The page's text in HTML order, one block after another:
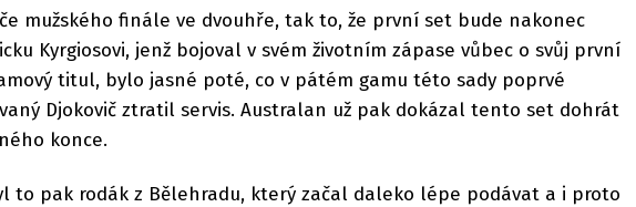
mužského finále ve dvouhře, tak to, že první set bude nakonec
Kyrgiosovi, jenž bojoval v svém životním zápase vůbec o svůj první
titul, bylo jasné poté, co v pátém gamu této sady poprvé
Djokovič ztratil servis. Australan už pak dokázal tento set dohrát
konce.
to pak rodák z Bělehradu, který začal daleko lépe podávat a i proto